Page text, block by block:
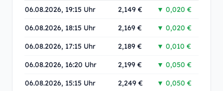
06.08.2026, 19:15 Uhr 2,149 € ▼ 0,020 €
06.08.2026, 18:15 Uhr 2,169 € ▼ 0,020 €
06.08.2026, 17:15 Uhr 2,189 € ▼ 0,010 €
06.08.2026, 16:20 Uhr 2,199 € ▼ 0,050 €
06.08.2026, 15:15 Uhr 2,249 € ▼ 0,050 €